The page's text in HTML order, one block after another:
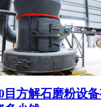
目方解石磨粉设